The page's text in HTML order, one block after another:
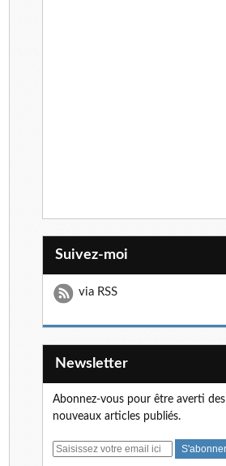
Suivez-moi
via RSS
Newsletter
Abonnez-vous pour être averti des
nouveaux articles publiés.
E